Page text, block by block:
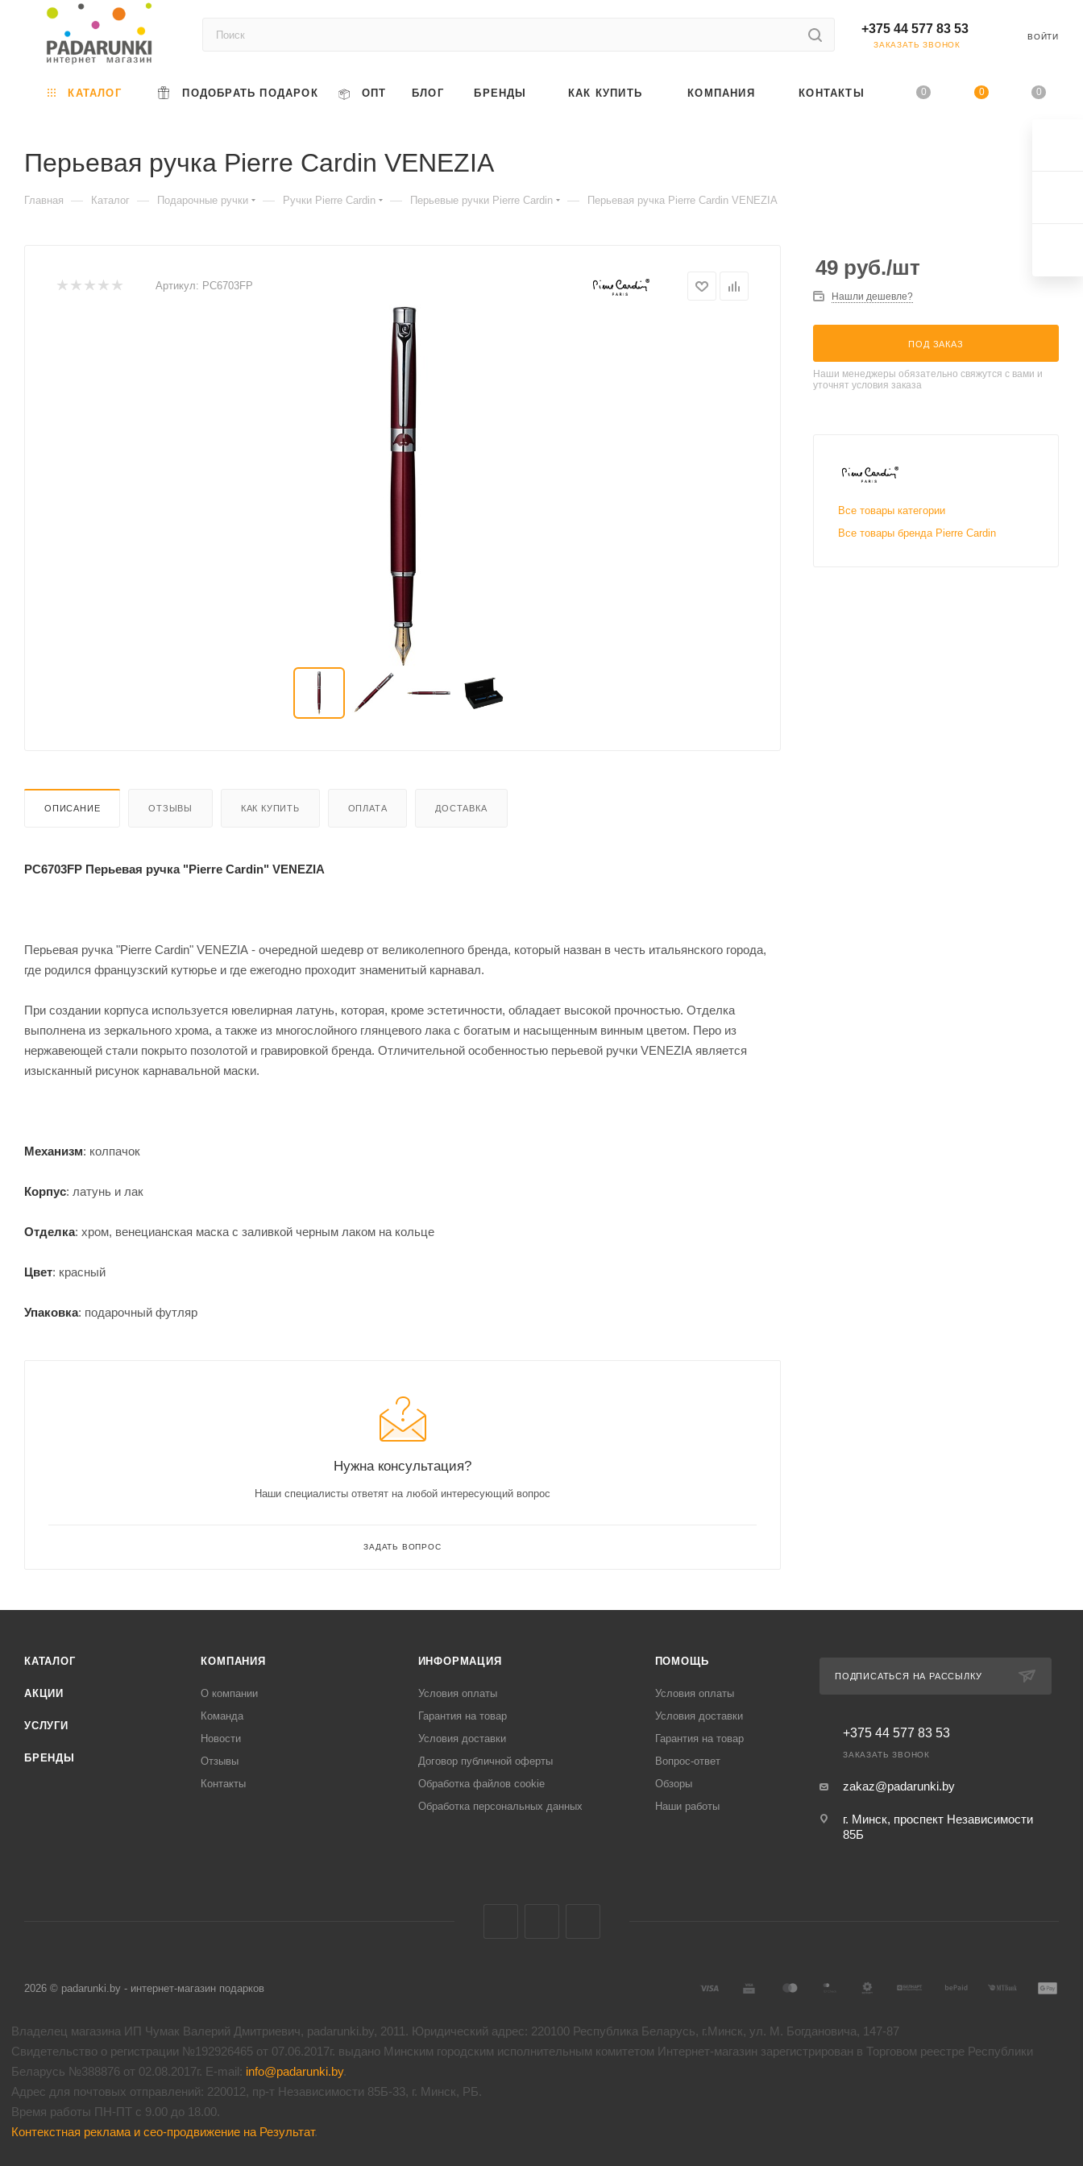
+375 44 577 83 53
ЗАКАЗАТЬ ЗВОНОК
ВОЙТИ
0 0 0
КАТАЛОГ ПОДОБРАТЬ ПОДАРОК ОПТ БЛОГ БРЕНДЫ КАК КУПИТЬ КОМПАНИЯ КОНТАКТЫ
Перьевая ручка Pierre Cardin VENEZIA
Главная — Каталог — Подарочные ручки — Ручки Pierre Cardin — Перьевые ручки Pierre Cardin — Перьевая ручка Pierre Cardin VENEZIA
Артикул: PC6703FP
ОПИСАНИЕ ОТЗЫВЫ КАК КУПИТЬ ОПЛАТА ДОСТАВКА
PC6703FP Перьевая ручка "Pierre Cardin" VENEZIA
Перьевая ручка "Pierre Cardin" VENEZIA - очередной шедевр от великолепного бренда, который назван в честь итальянского города,
где родился французский кутюрье и где ежегодно проходит знаменитый карнавал.
При создании корпуса используется ювелирная латунь, которая, кроме эстетичности, обладает высокой прочностью. Отделка
выполнена из зеркального хрома, а также из многослойного глянцевого лака с богатым и насыщенным винным цветом. Перо из
нержавеющей стали покрыто позолотой и гравировкой бренда. Отличительной особенностью перьевой ручки VENEZIA является
изысканный рисунок карнавальной маски.
Механизм: колпачок
Корпус: латунь и лак
Отделка: хром, венецианская маска с заливкой черным лаком на кольце
Цвет: красный
Упаковка: подарочный футляр
Нужна консультация?
Наши специалисты ответят на любой интересующий вопрос
ЗАДАТЬ ВОПРОС
49 руб./шт
Нашли дешевле?
ПОД ЗАКАЗ
Наши менеджеры обязательно свяжутся с вами и
уточнят условия заказа
Все товары категории
Все товары бренда Pierre Cardin
КАТАЛОГ
АКЦИИ
УСЛУГИ
БРЕНДЫ
КОМПАНИЯ
О компании
Команда
Новости
Отзывы
Контакты
ИНФОРМАЦИЯ
Условия оплаты
Гарантия на товар
Условия доставки
Договор публичной оферты
Обработка файлов cookie
Обработка персональных данных
ПОМОЩЬ
Условия оплаты
Условия доставки
Гарантия на товар
Вопрос-ответ
Обзоры
Наши работы
ПОДПИСАТЬСЯ НА РАССЫЛКУ
+375 44 577 83 53
ЗАКАЗАТЬ ЗВОНОК
zakaz@padarunki.by
г. Минск, проспект Независимости
85Б
2026 © padarunki.by - интернет-магазин подарков
Владелец магазина ИП Чумак Валерий Дмитриевич, padarunki.by, 2011. Юридический адрес: 220100 Республика Беларусь, г.Минск, ул. М. Богдановича, 147-87
Свидетельство о регистрации №192926465 от 07.06.2017г. выдано Минским городским исполнительным комитетом Интернет-магазин зарегистрирован в Торговом реестре Республики
Беларусь №388876 от 02.08.2017г. E-mail: info@padarunki.by.
Адрес для почтовых отправлений: 220012, пр-т Независимости 85Б-33, г. Минск, РБ.
Время работы ПН-ПТ с 9.00 до 18.00.
Контекстная реклама и сео-продвижение на Результат.